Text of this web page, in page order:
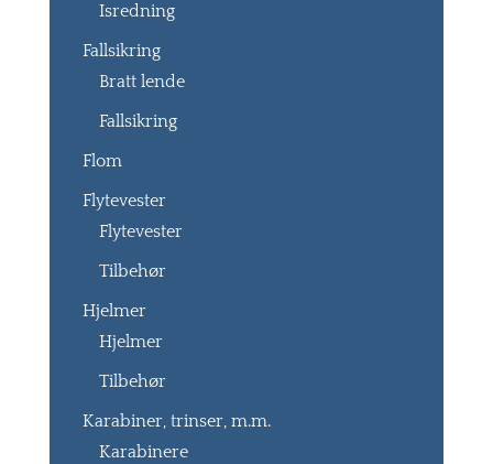
Isredning
Fallsikring
Bratt lende
Fallsikring
Flom
Flytevester
Flytevester
Tilbehør
Hjelmer
Hjelmer
Tilbehør
Karabiner, trinser, m.m.
Karabinere